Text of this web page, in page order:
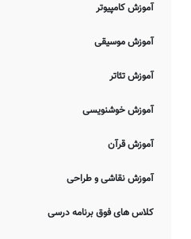
آموزش کامپیوتر
آموزش موسیقی
آموزش تئاتر
آموزش خوشنویسی
آموزش قرآن
آموزش نقاشی و طراحی
کلاس های فوق برنامه درسی